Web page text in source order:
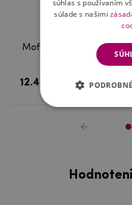
Mofi 3D celoplošné
12.42 € Skladom
súhlas s používaním
súlade s našimi